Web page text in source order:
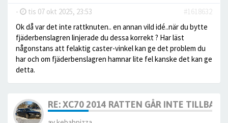
- tis 07 okt 2025, 23:53
#1618632
Ok då var det inte rattknuten.. en annan vild idé..när du bytte
fjäderbenslagren linjerade du dessa korrekt ? Har läst
någonstans att felaktig caster-vinkel kan ge det problem du
har och om fjäderbenslagren hamnar lite fel kanske det kan ge
detta.
RE: XC70 2014 RATTEN GÅR INTE TILLBAKA